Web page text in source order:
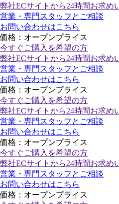
弊社ECサイトから24時間お求め
営業・専門スタッフとご相談
お問い合わせはこちら
価格：オープンプライス
今すぐご購入 を希望の方
弊社ECサイトから24時間お求め
営業・専門スタッフとご相談
お問い合わせはこちら
価格：オープンプライス
今すぐご購入 を希望の方
弊社ECサイトから24時間お求め
営業・専門スタッフとご相談
お問い合わせはこちら
価格：オープンプライス
今すぐご購入 を希望の方
弊社ECサイトから24時間お求め
営業・専門スタッフとご相談
お問い合わせはこちら
価格：オープンプライス